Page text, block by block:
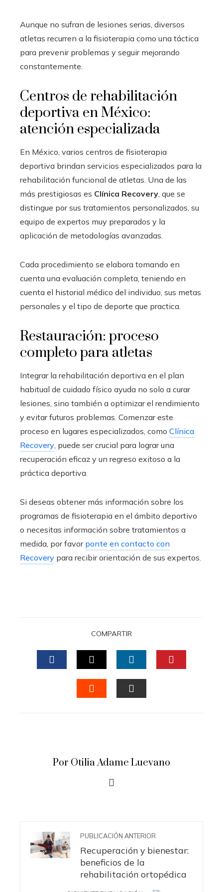
Aunque no sufran de lesiones serias, diversos
atletas recurren a la fisioterapia como una táctica
para prevenir problemas y seguir mejorando
constantemente.
Centros de rehabilitación
deportiva en México:
atención especializada
En México, varios centros de fisioterapia
deportiva brindan servicios especializados para la
rehabilitación funcional de atletas. Una de las
más prestigiosas es Clínica Recovery , que se
distingue por sus tratamientos personalizados, su
equipo de expertos muy preparados y la
aplicación de metodologías avanzadas.
Cada procedimiento se elabora tomando en
cuenta una evaluación completa, teniendo en
cuenta el historial médico del individuo, sus metas
personales y el tipo de deporte que practica.
Restauración: proceso
completo para atletas
Integrar la rehabilitación deportiva en el plan
habitual de cuidado físico ayuda no solo a curar
lesiones, sino también a optimizar el rendimiento
y evitar futuros problemas. Comenzar este
proceso en lugares especializados, como Clínica
Recovery , puede ser crucial para lograr una
recuperación eficaz y un regreso exitoso a la
práctica deportiva.
Si deseas obtener más información sobre los
programas de fisioterapia en el ámbito deportivo
o necesitas información sobre tratamientos a
medida, por favor ponte en contacto con
Recovery para recibir orientación de sus expertos.
COMPARTIR
FACEBOOKTWITTERLINKEDIN
Por Otilia Adame Luevano
PUBLICACIÓN ANTERIOR
Recuperación y bienestar:
beneficios de la
rehabilitación ortopédica